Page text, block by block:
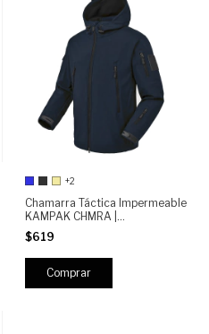
+2
Chamarra Táctica Impermeable
KAMPAK CHMRA |
Rompeviento Outdoor,
Resistente y Ligera para Uso
Diario
$619
Comprar